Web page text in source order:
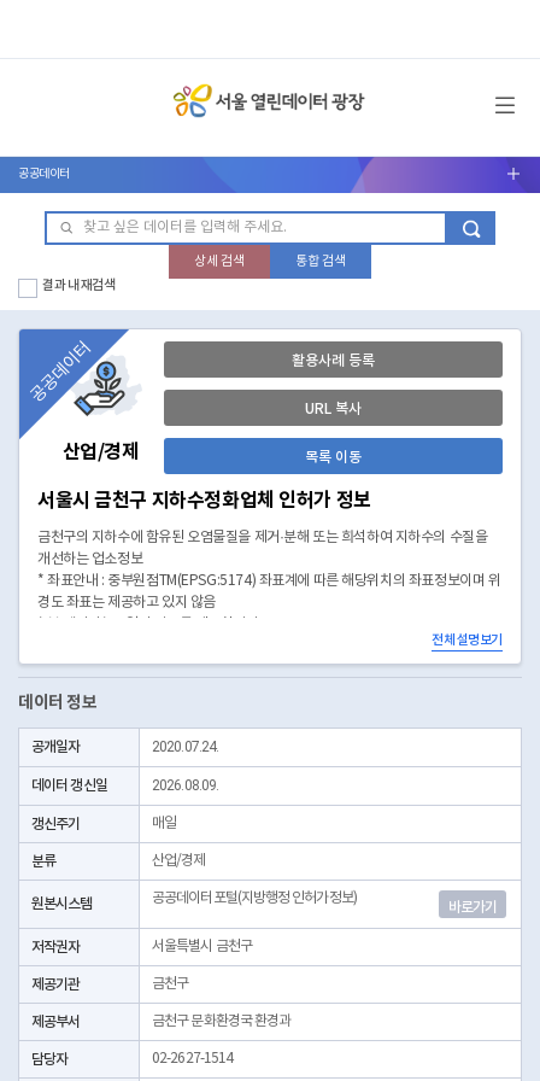
메뉴 열기
공공데이터 서브메뉴 열기
상세 검색
통합 검색
결과 내 재검색
산업/경제
공공데이터 활용사례 등록
URL 복사
목록 이동
서울시 금천구 지하수정화업체 인허가 정보
금천구의 지하수에 함유된 오염물질을 제거·분해 또는 희석하여 지하수의 수질을
개선하는 업소정보
* 좌표안내 : 중부원점TM(EPSG:5174) 좌표계에 따른 해당위치의 좌표정보이며 위
경도 좌표는 제공하고 있지 않음
* 시군구코드명은 "서울특별시 자치구 기관코드" 데이터셋에서 확인 가능합니다.
(https://data.seoul.go.kr/dataList/OA-22872/S/1/datasetView.do)
전체 설명보기
데이터 정보
공개일자 2020.07.24.
데이터 갱신일 2026.08.09.
갱신주기 매일
분류 산업/경제
원본시스템 공공데이터포털(지방행정 인허가정보)
바로가기
저작권자 서울특별시 금천구
제공기관 금천구
제공부서 금천구 문화환경국 환경과
담당자 02-2627-1514